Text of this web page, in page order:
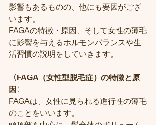
影響もあるものの、他にも要因がござ
います。
FAGAの特徴・原因、そして女性の薄毛
に影響を与えるホルモンバランスや生
活習慣の説明をしていきます。
〈FAGA（女性型脱毛症）の特徴と原
因 〉
FAGAは、女性に見られる進行性の薄毛
のことをいいます。